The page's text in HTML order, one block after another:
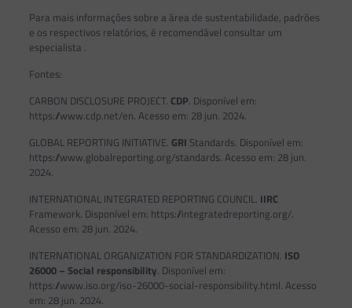
Para mais informações sobre a área de sustentabilidade, padrões
e os respectivos relatórios, é recomendável consultar um
especialista .
Fontes:
CARBON DISCLOSURE PROJECT. CDP. Disponível em:
https://www.cdp.net/en. Acesso em: 28 jun. 2024.
GLOBAL REPORTING INITIATIVE. GRI Standards. Disponível em:
https://www.globalreporting.org/standards. Acesso em: 28 jun.
2024.
INTERNATIONAL INTEGRATED REPORTING COUNCIL. IIRC
Framework. Disponível em: https://integratedreporting.org/.
Acesso em: 28 jun. 2024.
INTERNATIONAL ORGANIZATION FOR STANDARDIZATION. ISO
26000 – Social responsibility. Disponível em:
https://www.iso.org/iso-26000-social-responsibility.html. Acesso
em: 28 jun. 2024.